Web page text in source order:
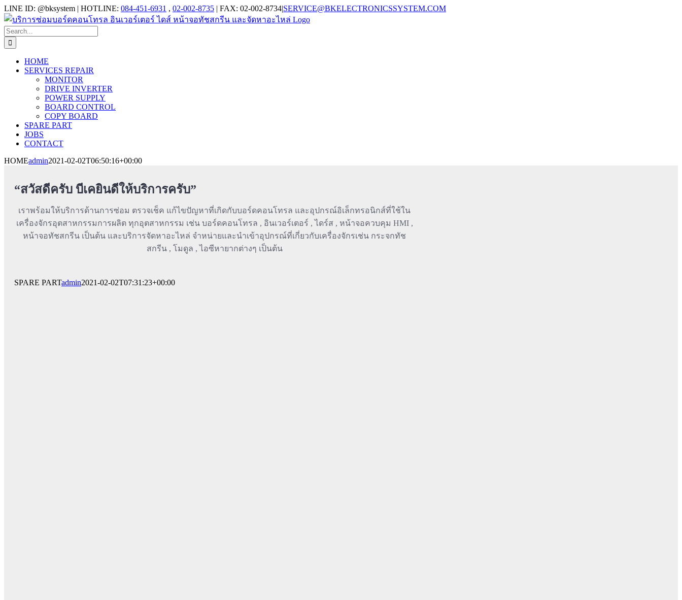
Skip
to
content
LINE ID: @bksystem | HOTLINE: 084-451-6931 , 02-002-8735 | FAX: 02-002-8734|SERVICE@BKELECTRONICSSYSTEM.COM
Search
for:
HOME
SERVICES REPAIR
MONITOR
DRIVE INVERTER
POWER SUPPLY
BOARD CONTROL
COPY BOARD
SPARE PART
JOBS
CONTACT
HOMEadmin2021-02-02T06:50:16+00:00
“สวัสดีครับ บีเคยินดีให้บริการครับ”
เราพร้อมให้บริการด้านการซ่อม ตรวจเช็ค แก้ไขปัญหาที่เกิดกับบอร์ดคอนโทรล และอุปกรณ์อิเล็กทรอนิกส์ที่ใช้ใน
เครื่องจักรอุตสาหกรรมการผลิต ทุกอุตสาหกรรม เช่น บอร์ดคอนโทรล , อินเวอร์เตอร์ , ไดร์ส , หน้าจอควบคุม HMI ,
หน้าจอทัชสกรีน เป็นต้น และบริการจัดหาอะไหล่ จำหน่ายและนำเข้าอุปกรณ์ที่เกี่ยวกับเครื่องจักรเช่น กระจกทัช
สกรีน , โมดูล , ไอซีหายากต่างๆ เป็นต้น
SPARE PARTadmin2021-02-02T07:31:23+00:00